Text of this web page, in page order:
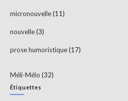
micronouvelle(11)
nouvelle(3)
prose humoristique(17)
Méli-Mélo (32)
Étiquettes